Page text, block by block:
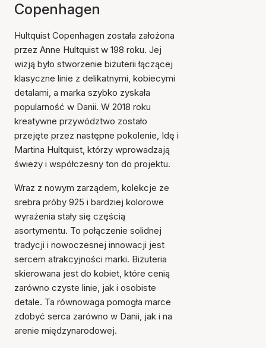
Copenhagen
Hultquist Copenhagen została założona
przez Anne Hultquist w 198 roku. Jej
wizją było stworzenie biżuterii łączącej
klasyczne linie z delikatnymi, kobiecymi
detalami, a marka szybko zyskała
popularność w Danii. W 2018 roku
kreatywne przywództwo zostało
przejęte przez następne pokolenie, Idę i
Martina Hultquist, którzy wprowadzają
świeży i współczesny ton do projektu.
Wraz z nowym zarządem, kolekcje ze
srebra próby 925 i bardziej kolorowe
wyrażenia stały się częścią
asortymentu. To połączenie solidnej
tradycji i nowoczesnej innowacji jest
sercem atrakcyjności marki. Biżuteria
skierowana jest do kobiet, które cenią
zarówno czyste linie, jak i osobiste
detale. Ta równowaga pomogła marce
zdobyć serca zarówno w Danii, jak i na
arenie międzynarodowej.